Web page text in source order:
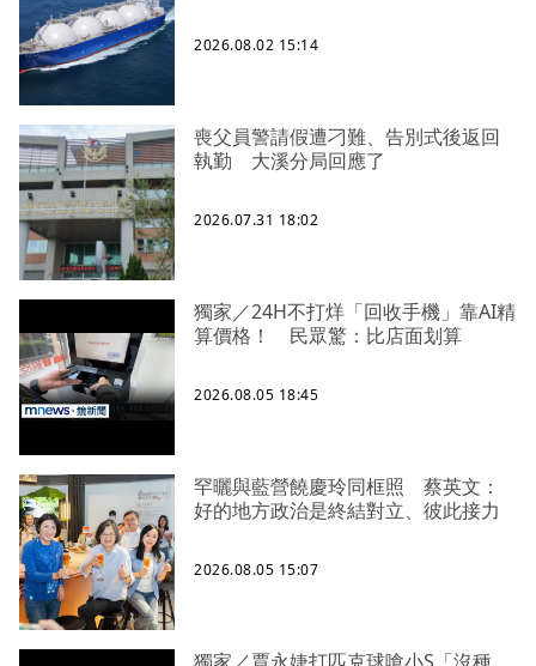
2026.08.02 15:14
喪父員警請假遭刁難、告別式後返回
執勤 大溪分局回應了
2026.07.31 18:02
獨家／24H不打烊「回收手機」靠AI精
算價格！ 民眾驚：比店面划算
2026.08.05 18:45
罕曬與藍營饒慶玲同框照 蔡英文：
好的地方政治是終結對立、彼此接力
2026.08.05 15:07
獨家／賈永婕打匹克球嗆小S「沒種